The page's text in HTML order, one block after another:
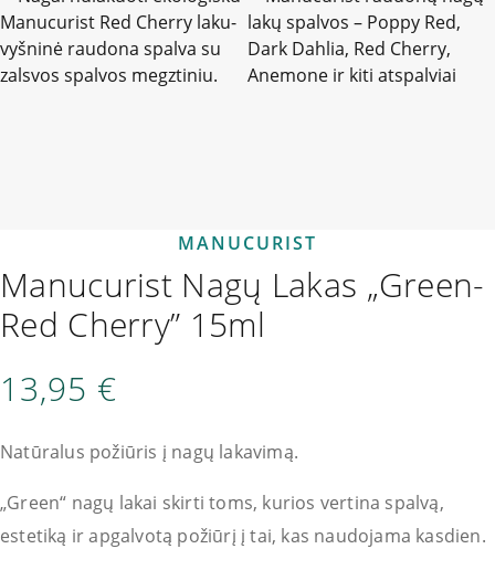
MANUCURIST
Manucurist Nagų Lakas „Green-
Red Cherry” 15ml
13,95 €
Natūralus požiūris į nagų lakavimą.
„Green“ nagų lakai skirti toms, kurios vertina spalvą,
estetiką ir apgalvotą požiūrį į tai, kas naudojama kasdien.